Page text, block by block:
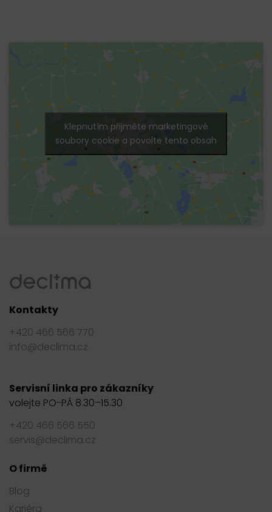
Klepnutím přijměte marketingové
soubory cookie a povolte tento obsah
Kontakty
+420 466 566 770
info@declima.cz
Servisní linka pro zákazníky
volejte PO-PÁ 8.30–15.30
+420 466 566 550
servis@declima.cz
O firmě
Blog
Kariéra